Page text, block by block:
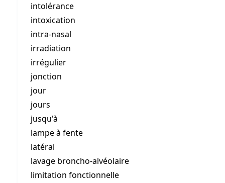
intolérance
intoxication
intra-nasal
irradiation
irrégulier
jonction
jour
jours
jusqu'à
lampe à fente
latéral
lavage broncho-alvéolaire
limitation fonctionnelle